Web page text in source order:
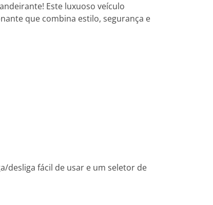
Este luxuoso veículo
que combina estilo, segurança e
desliga fácil de usar e um seletor de